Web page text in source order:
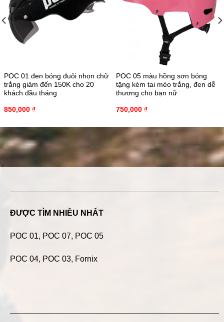
POC 01 đen bóng đuôi nhọn chữ
trắng giảm đến 150K cho 20
khách đầu tháng
850,000 ₫
POC 05 màu hồng sơn bóng
tặng kèm tai mèo trắng, đen dễ
thương cho bạn nữ
750,000 ₫
ĐƯỢC TÌM NHIỀU NHẤT
POC 01, POC 07, POC 05
POC 04, POC 03, Fornix